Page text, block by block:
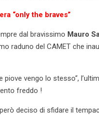
“only the braves”
dal bravissimo Mauro
raduno del CAMET che
vengo lo stesso“,
freddo !
deciso di sfidare il